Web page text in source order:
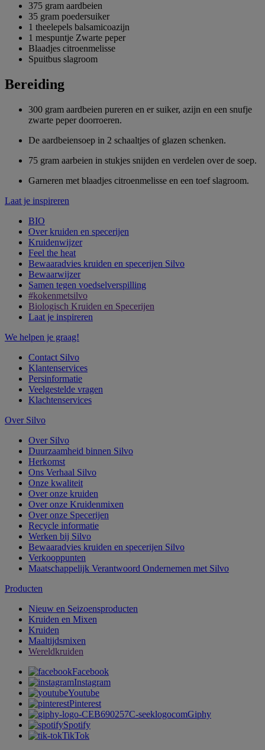
375 gram aardbeien
35 gram poedersuiker
1 theelepels balsamicoazijn
1 mespuntje Zwarte peper
Blaadjes citroenmelisse
Spuitbus slagroom
Bereiding
300 gram aardbeien pureren en er suiker, azijn en een snufje
zwarte peper doorroeren.
De aardbeiensoep in 2 schaaltjes of glazen schenken.
75 gram aarbeien in stukjes snijden en verdelen over de soep.
Garneren met blaadjes citroenmelisse en een toef slagroom.
Laat je inspireren
BIO
Over kruiden en specerijen
Kruidenwijzer
Feel the heat
Bewaaradvies kruiden en specerijen Silvo
Bewaarwijzer
Samen tegen voedselverspilling
#kokenmetsilvo
Biologisch Kruiden en Specerijen
Laat je inspireren
We helpen je graag!
Contact Silvo
Klantenservices
Persinformatie
Veelgestelde vragen
Klachtenservices
Over Silvo
Over Silvo
Duurzaamheid binnen Silvo
Herkomst
Ons Verhaal Silvo
Onze kwaliteit
Over onze kruiden
Over onze Kruidenmixen
Over onze Specerijen
Recycle informatie
Werken bij Silvo
Bewaaradvies kruiden en specerijen Silvo
Verkooppunten
Maatschappelijk Verantwoord Ondernemen met Silvo
Producten
Nieuw en Seizoensproducten
Kruiden en Mixen
Kruiden
Maaltijdsmixen
Wereldkruiden
Facebook
Instagram
Youtube
Pinterest
Giphy
Spotify
TikTok